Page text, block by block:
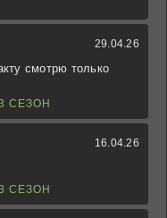
29.04.26
смотрю только
СЕЗОН
16.04.26
СЕЗОН